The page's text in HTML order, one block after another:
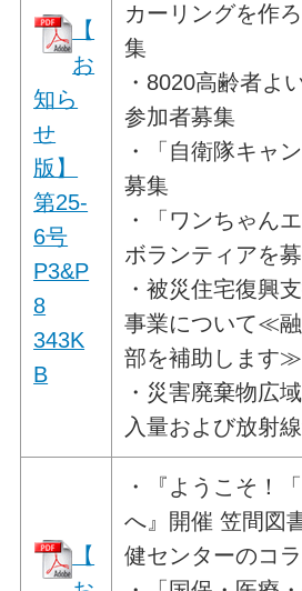
【
お
知ら
せ
版】
第25-
6号
P3&P
8
343K
B
カーリングを作
集
・8020高齢者よ
参加者募集
・「自衛隊キャ
募集
・「ワンちゃん
ボランティアを
・被災住宅復興
事業について≪
部を補助します≫
・災害廃棄物広
入量および放射
【
・『ようこそ！
へ』開催 笠間図
健センターのコ